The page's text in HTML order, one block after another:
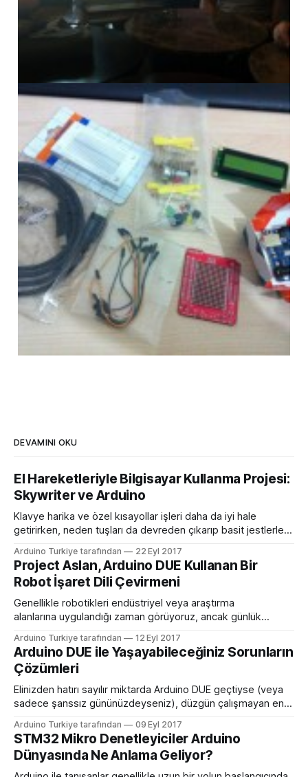
DEVAMINI OKU
El Hareketleriyle Bilgisayar Kullanma Projesi:
Skywriter ve Arduino
Klavye harika ve özel kısayollar işleri daha da iyi hale
getirirken, neden tuşları da devreden çıkarıp basit jestlerle
dizüstü bilgisayarda klavye taklit etmek için Arduino
Leonardo’nun yanında parmak hareketlerini almak için bir
Skywriter cihazı kullanarak eşsiz bir arayüz oluşturarak bunu
yaptı. Skywriter
Arduino Turkiye tarafından 22 Eyl 2017
Project Aslan, Arduino DUE Kullanan Bir
Robot İşaret Dili Çevirmeni
Genellikle robotikleri endüstriyel veya araştırma
alanlarına uygulandığı zaman görüyoruz, ancak günlük
görme engelli insanlar için kişisel rehber görevi gören
mutfak botu, engellilerin yemek yapmasına yardımcı olabilir.
Veya – ve bu gerçek – işaret dili çevirmeni işlevi gören robot
kolu. Sınıflarda, mahkemelerde ve evde, bu
Arduino Turkiye tarafından 12 Eyl 2017
Arduino DUE ile Yaşayabileceğiniz Sorunların
Çözümleri
Elinizden hatırı sayılır miktarda Arduino DUE geçtiyse (veya
sadece şanssız gününüzdeyseniz), düzgün çalışmayan en
her zaman cihazı çöpe atmanız gerekmeyebilir. Birçok
Arduino DUE sorununu çözmek için çeşitli yöntemler var.
Diyelim ki Arduino DUE ile çalışmaya başlayacaksınız. Bunun
için Arduino’yu açtınız
Arduino Turkiye tarafından 09 Eyl 2017
STM32 Mikro Denetleyiciler Arduino
Dünyasında Ne Anlama Geliyor?